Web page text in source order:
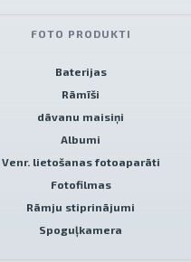
FOTO PRODUKTI
Baterijas
Rāmīši
dāvanu maisiņi
Albumi
Venr. lietošanas fotoaparāti
Fotofilmas
Rāmju stiprinājumi
Spoguļkamera